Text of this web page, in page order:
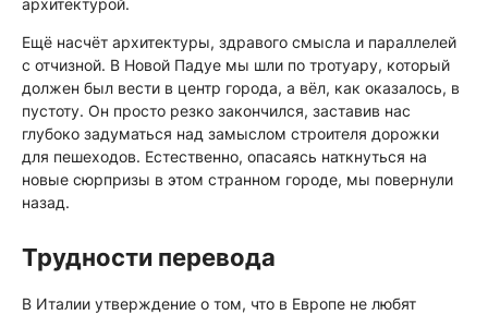
архитектурой.
Ещё насчёт архитектуры, здравого смысла и параллелей
с отчизной. В Новой Падуе мы шли по тротуару, который
должен был вести в центр города, а вёл, как оказалось, в
пустоту. Он просто резко закончился, заставив нас
глубоко задуматься над замыслом строителя дорожки
для пешеходов. Естественно, опасаясь наткнуться на
новые сюрпризы в этом странном городе, мы повернули
назад.
Трудности перевода
В Италии утверждение о том, что в Европе не любят